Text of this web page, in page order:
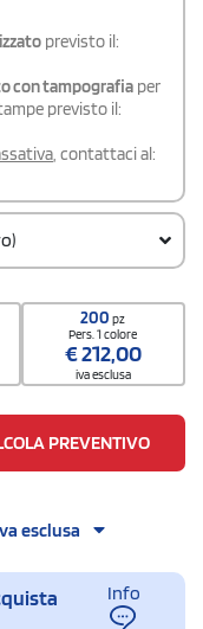
previsto il:
con tampografia per
previsto il:
, contattaci al:
200pz
Pers. 1 colore
€212,00
iva esclusa
PREVENTIVO
esclusa
Info